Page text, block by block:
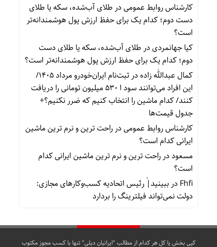
کارشناس روابط عمومیدر طلای آب‌شده، سکه یا طلای
دست دوم؛ کدام یک برای حفظ ارزش پول هوشمندانه‌تر
است؟
کیا جهانمردیدر طلای آب‌شده، سکه یا طلای دست
دوم؛ کدام یک برای حفظ ارزش پول هوشمندانه‌تر است؟
کمال عبدالله زادهدر
ثبت‌نام ایران‌خودرو مرداد ۱۴۰۵/
این افراد می‌توانند سود ا ۵۳۰ میلیون تومانی را دریافت
کنند/ کدام ماشین را انتخاب کنیم که ضرر نکنیم؟+
جدول قیمت‌ها
کارشناس روابط عمومیدرراحت ترین و نرم ترین ماشین
ایرانی کدام است؟
مسعوددرراحت ترین و نرم ترین ماشین ایرانی کدام
است؟
Fhfiدر ببینید| ٰرئیس اتحادیه کسب‌وکارهای مجازی:
دولت نمی‌تواند فیلترینگ را بردارد
کپی بخش یا کل هر کدام از مطالب "ایرانیان دیلی" تنها با کسب مجوز مکتوب